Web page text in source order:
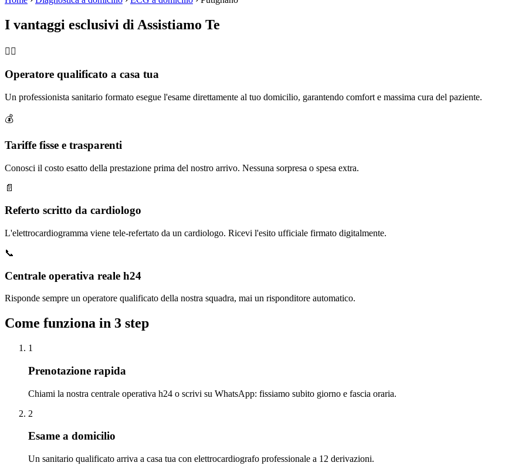
I vantaggi esclusivi di Assistiamo Te
🧑‍⚕️
Operatore qualificato a casa tua
Un professionista sanitario formato esegue l'esame direttamente al tuo domicilio, garantendo comfort e massima cura del paziente.
💰
Tariffe fisse e trasparenti
Conosci il costo esatto della prestazione prima del nostro arrivo. Nessuna sorpresa o spesa extra.
📄
Referto scritto da cardiologo
L'elettrocardiogramma viene tele-refertato da un cardiologo. Ricevi l'esito ufficiale firmato digitalmente.
📞
Centrale operativa reale h24
Risponde sempre un operatore qualificato della nostra squadra, mai un risponditore automatico.
Come funziona in 3 step
1
Prenotazione rapida
Chiami la nostra centrale operativa h24 o scrivi su WhatsApp: fissiamo subito giorno e fascia oraria.
2
Esame a domicilio
Un sanitario qualificato arriva a casa tua con elettrocardiografo professionale a 12 derivazioni.